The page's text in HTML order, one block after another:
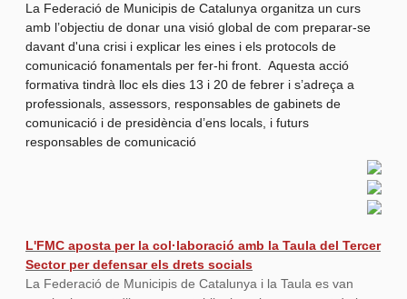
La Federació de Municipis de Catalunya organitza un curs
amb l’objectiu de donar una visió global de com preparar-se
davant d'una crisi i explicar les eines i els protocols de
comunicació fonamentals per fer-hi front. Aquesta acció
formativa tindrà lloc els dies 13 i 20 de febrer i s’adreça a
professionals, assessors, responsables de gabinets de
comunicació i de presidència d’ens locals, i futurs
responsables de comunicació
L'FMC aposta per la col·laboració amb la Taula del Tercer
Sector per defensar els drets socials
La Federació de Municipis de Catalunya i la Taula es van